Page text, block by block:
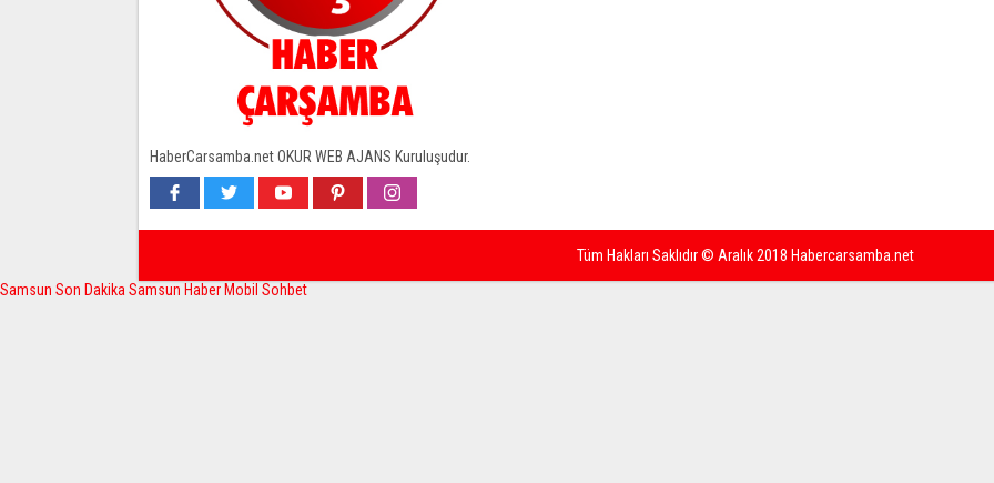
HaberCarsamba.net OKUR WEB AJANS Kuruluşudur.
Tüm Hakları Saklıdır © Aralık 2018 Habercarsamba.net
Samsun Son Dakika Samsun Haber Mobil Sohbet